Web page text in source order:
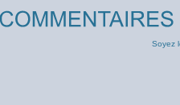
Soyez